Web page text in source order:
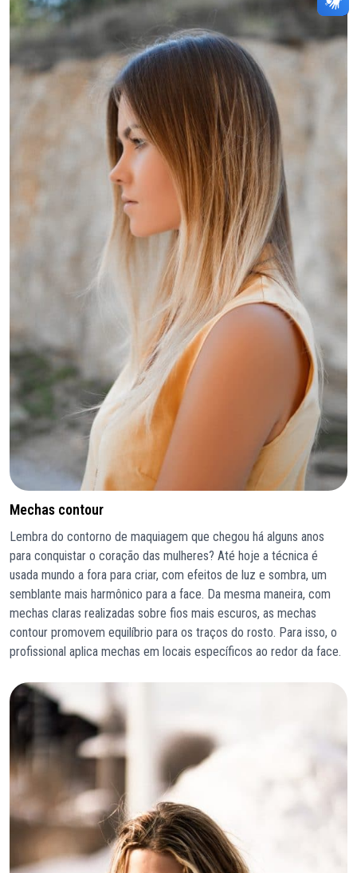
Mechas contour
Lembra do contorno de maquiagem que chegou há alguns anos
para conquistar o coração das mulheres? Até hoje a técnica é
usada mundo a fora para criar, com efeitos de luz e sombra, um
semblante mais harmônico para a face. Da mesma maneira, com
mechas claras realizadas sobre fios mais escuros, as mechas
contour promovem equilíbrio para os traços do rosto. Para isso, o
profissional aplica mechas em locais específicos ao redor da face.